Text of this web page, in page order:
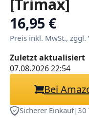
[Trimax]
16,95 €
Preis inkl. MwSt., zggl.
Zuletzt aktualisiert
07.08.2026 22:54
Bei
Sicherer Einkauf|30